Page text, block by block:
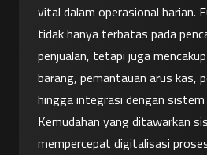
vital dalam operasional harian.
tidak hanya terbatas pada
penjualan, tetapi juga
barang, pemantauan arus kas,
hingga integrasi dengan
Kemudahan yang ditawarkan
mempercepat digitalisasi